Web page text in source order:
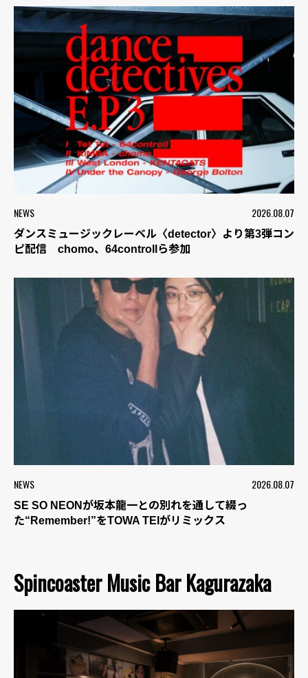
NEWS 2026.08.07
ダンスミュージックレーベル〈detector〉より第3弾コン
ピ配信 chomo、64controllら参加
NEWS 2026.08.07
SE SO NEONが坂本龍一との別れを通して綴っ
た“Remember!”をTOWA TEIがリミックス
Spincoaster Music Bar Kagurazaka